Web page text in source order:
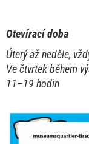
Otevírací doba
Úterý až neděle,
Ve čtvrtek během
11–19 hodin